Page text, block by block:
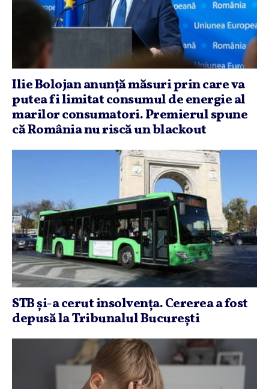
Ilie Bolojan anunţă măsuri prin care va
putea fi limitat consumul de energie al
marilor consumatori. Premierul spune
că România nu riscă un blackout
STB şi-a cerut insolvenţa. Cererea a fost
depusă la Tribunalul Bucureşti